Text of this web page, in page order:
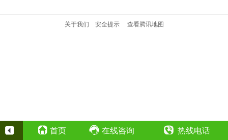
关于我们 安全提示 查看腾讯地图
首页 在线咨询 热线电话